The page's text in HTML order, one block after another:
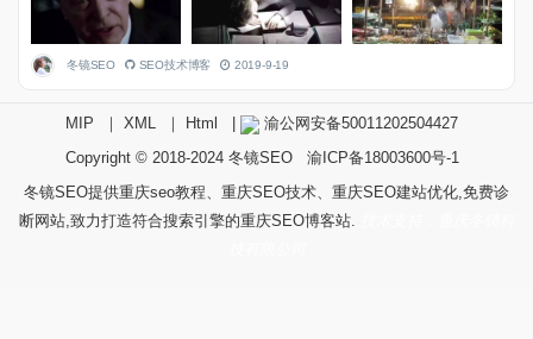
冬镜SEO SEO技术博客 2019-9-19
MIP ｜ XML ｜ Html
渝公网安备50011202504427
Copyright © 2018-2024 冬镜SEO
渝ICP备18003600号-1
冬镜SEO提供重庆seo教程、重庆SEO技术、重庆SEO建站优化,免费诊
断网站,致力打造符合搜索引擎的重庆SEO博客站.